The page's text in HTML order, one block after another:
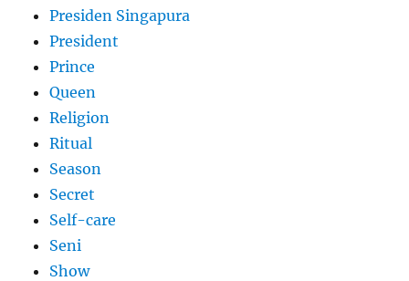
Presiden Singapura
President
Prince
Queen
Religion
Ritual
Season
Secret
Self-care
Seni
Show